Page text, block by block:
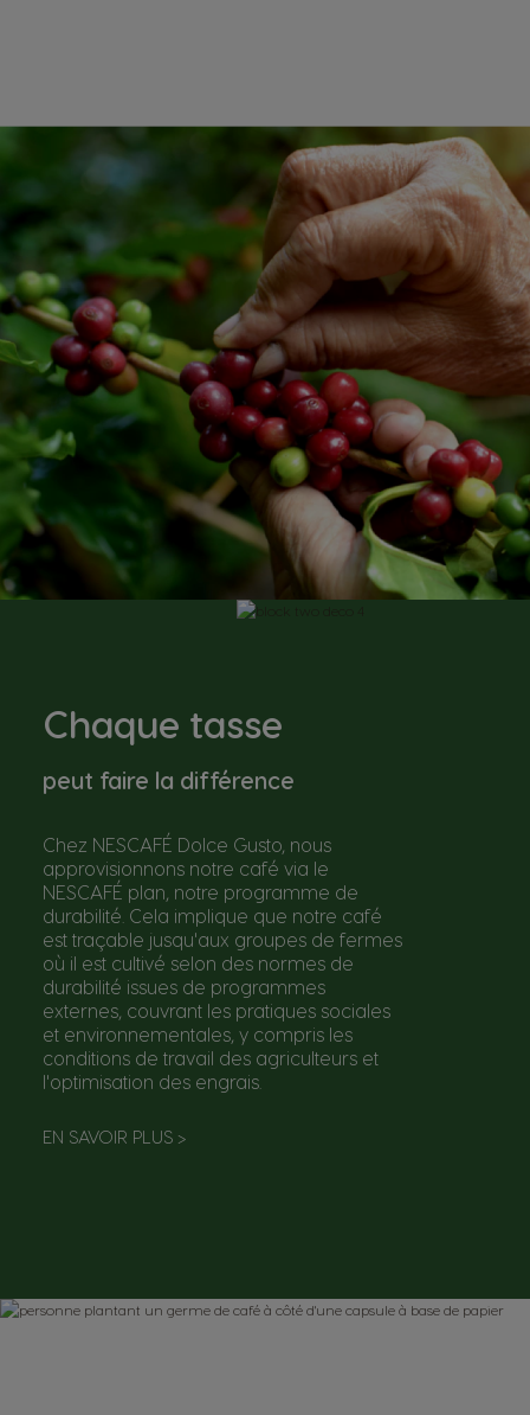
Chaque tasse
peut faire la différence
Chez NESCAFÉ Dolce Gusto, nous
approvisionnons notre café via le
NESCAFÉ plan, notre programme de
durabilité. Cela implique que notre café
est traçable jusqu'aux groupes de fermes
où il est cultivé selon des normes de
durabilité issues de programmes
externes, couvrant les pratiques sociales
et environnementales, y compris les
conditions de travail des agriculteurs et
l'optimisation des engrais.
EN SAVOIR PLUS >